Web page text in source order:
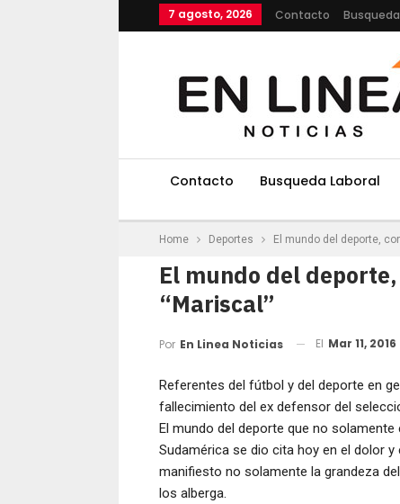
7 agosto, 2026 Contacto
Contacto Busqueda Laboral
Home Deportes El mundo del deporte,
El mundo del
“Mariscal”
Por En Linea Noticias El Mar 11, 2016
Referentes del fútbol y del deporte en
fallecimiento del ex defensor del
El mundo del deporte que no
Sudamérica se dio cita hoy en el dolor
manifiesto no solamente la grandeza
los alberga.